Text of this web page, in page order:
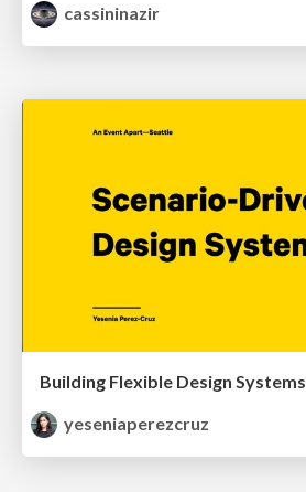
cassininazir
Building Flexible Design Systems
yeseniaperezcruz